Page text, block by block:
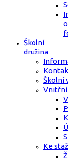
Školní
družina
Školní
Vnitřní
Ke